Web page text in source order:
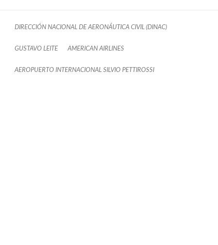
DIRECCIÓN NACIONAL DE AERONÁUTICA CIVIL (DINAC)
GUSTAVO LEITE AMERICAN AIRLINES
AEROPUERTO INTERNACIONAL SILVIO PETTIROSSI